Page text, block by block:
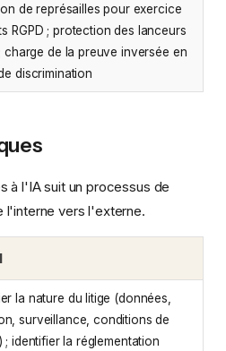
de représailles pour exercice
RGPD ; protection des lanceurs
charge de la preuve inversée en
discrimination
à l'IA suit un processus de
l'interne vers l'externe.
la nature du litige (données,
surveillance, conditions de
; identifier la réglementation